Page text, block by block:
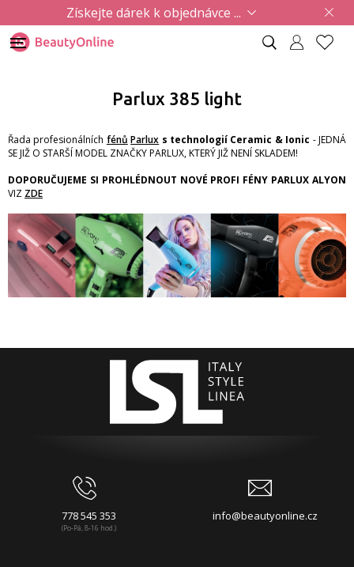
Získejte dárek k objednávce ...
Parlux 385 light
Řada profesionálních fénů Parlux s technologií Ceramic & Ionic - JEDNÁ
SE JIŽ O STARŠÍ MODEL ZNAČKY PARLUX, KTERÝ JIŽ NENÍ SKLADEM!
DOPORUČUJEME SI PROHLÉDNOUT NOVÉ PROFI FÉNY PARLUX ALYON
VIZ ZDE
778 545 353
(Po-Pá, 8-16 hod.)
info@beautyonline.cz